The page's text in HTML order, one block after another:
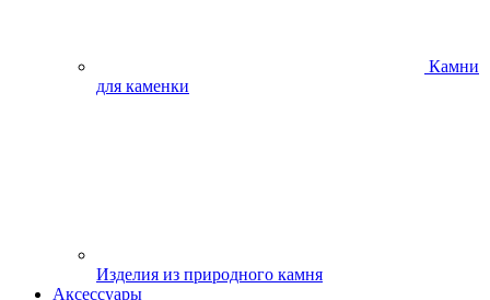
Камни
для каменки
Изделия из природного камня
Аксессуары